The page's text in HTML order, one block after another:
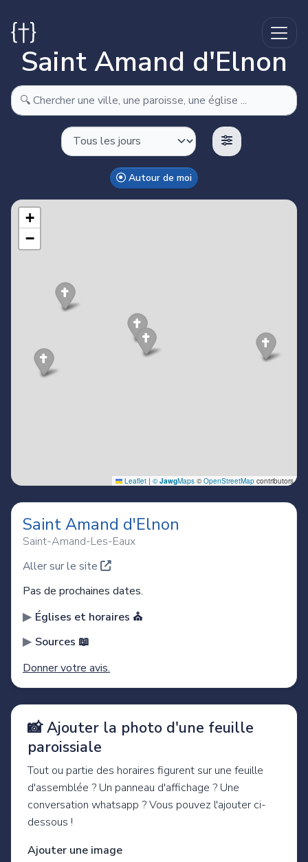
Saint Amand d'Elnon
Autour de moi
Make this Notebook Trusted to load map: File -> Trust
Saint Amand d'Elnon
Saint-Amand-Les-Eaux
Aller sur le site
Pas de prochaines dates.
Églises et horaires ⛪️
Sources 📖
Donner votre avis.
📸 Ajouter la photo d'une feuille
paroissiale
Tout ou partie des horaires figurent sur une feuille
d'assemblée ? Un panneau d'affichage ? Une
conversation whatsapp ? Vous pouvez l'ajouter ci-
dessous !
Ajouter une image